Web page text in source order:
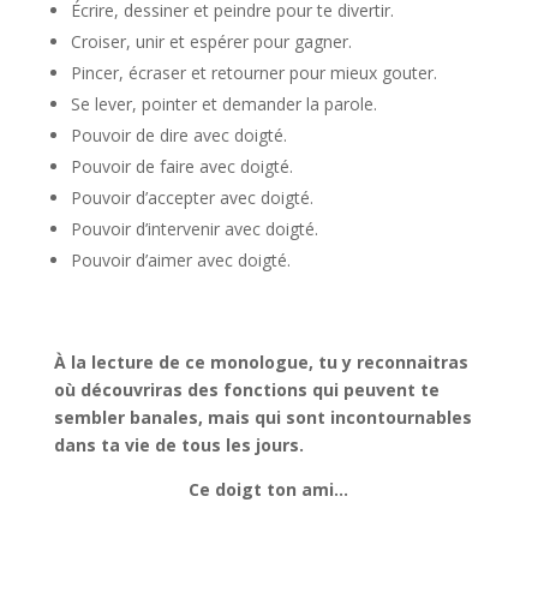
Écrire, dessiner et peindre pour te divertir.
Croiser, unir et espérer pour gagner.
Pincer, écraser et retourner pour mieux gouter.
Se lever, pointer et demander la parole.
Pouvoir de dire avec doigté.
Pouvoir de faire avec doigté.
Pouvoir d’accepter avec doigté.
Pouvoir d’intervenir avec doigté.
Pouvoir d’aimer avec doigté.
À la lecture de ce monologue, tu y reconnaitras
où découvriras des fonctions qui peuvent te
sembler banales, mais qui sont incontournables
dans ta vie de tous les jours.
Ce doigt ton ami…